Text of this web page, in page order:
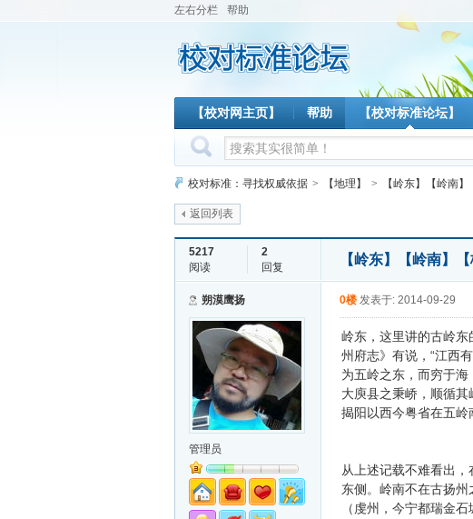
左右分栏 帮助
【校对网主页】 帮助 【校对标准论坛】
校对标准：寻找权威依据 > 【地理】 > 【岭东】【岭南
返回列表
5217
阅读
2
回复
【岭东】【岭南】
朔漠鹰扬
管理员
0楼 发表于: 2014-09-29
岭东，这里讲的古岭东
州府志》有说，“江西
为五岭之东，而穷于
大庾县之秉峤，顺循
揭阳以西今粤省在五岭
从上述记载不难看出，
东侧。岭南不在古扬
（虔州，今宁都瑞金